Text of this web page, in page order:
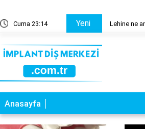
Cuma 23:14 Yeni Lehine ne
Anasayfa